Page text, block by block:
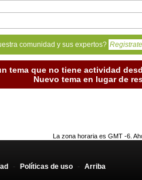
comunidad y sus expertos? Registrate
tema que no tiene actividad
Nuevo tema en lugar de
La zona horaria es GMT -6.
- Políticas de uso - Arriba